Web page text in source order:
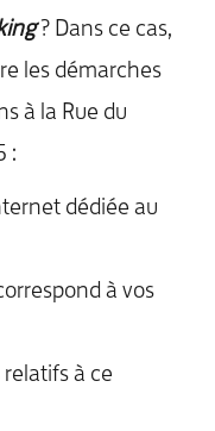
? Dans ce cas,
les démarches
à la Rue du
:
dédiée au
à vos
à ce